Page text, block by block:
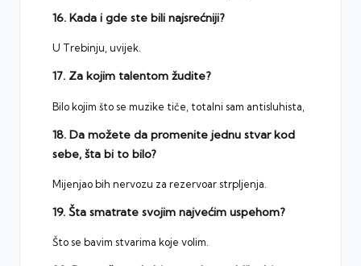
16. Kada i gde ste bili najsrećniji?
U Trebinju, uvijek.
17. Za kojim talentom žudite?
Bilo kojim što se muzike tiče, totalni sam antisluhista,
18. Da možete da promenite jednu stvar kod
sebe, šta bi to bilo?
Mijenjao bih nervozu za rezervoar strpljenja.
19. Šta smatrate svojim najvećim uspehom?
Što se bavim stvarima koje volim.